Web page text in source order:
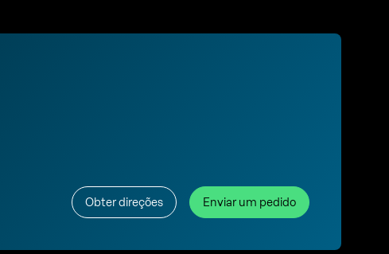
Obter direções Enviar um pedido